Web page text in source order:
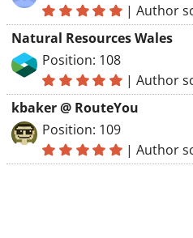
|Author
Natural Resources Wales
Position: 108
|Author
kbaker @ RouteYou
Position: 109
|Author